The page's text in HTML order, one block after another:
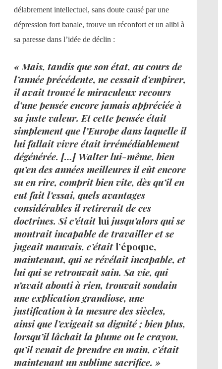
délabrement intellectuel, sans doute causé par une
dépression fort banale, trouve un réconfort et un alibi à
sa paresse dans l’idée de déclin :
« Mais, tandis que son état, au cours de
l’année précédente, ne cessait d’empirer,
il avait trouvé le miraculeux recours
d’une pensée encore jamais appréciée à
sa juste valeur. Et cette pensée était
simplement que l’Europe dans laquelle il
lui fallait vivre était irrémédiablement
dégénérée. […] Walter lui-même, bien
qu’en des années meilleures il eût encore
su en rire, comprit bien vite, dès qu’il en
eut fait l’essai, quels avantages
considérables il retirerait de ces
doctrines. Si c’étaitlui jusqu’alors qui se
montrait incapable de travailler et se
jugeait mauvais, c’étaitl’époque,
maintenant, qui se révélait incapable, et
lui qui se retrouvait sain. Sa vie, qui
n’avait abouti à rien, trouvait soudain
une explication grandiose, une
justification à la mesure des siècles,
ainsi que l’exigeait sa dignité ; bien plus,
lorsqu’il lâchait la plume ou le crayon,
qu’il venait de prendre en main, c’était
maintenant un sublime sacrifice. »